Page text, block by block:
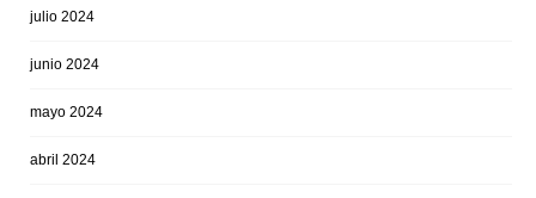
julio 2024
junio 2024
mayo 2024
abril 2024